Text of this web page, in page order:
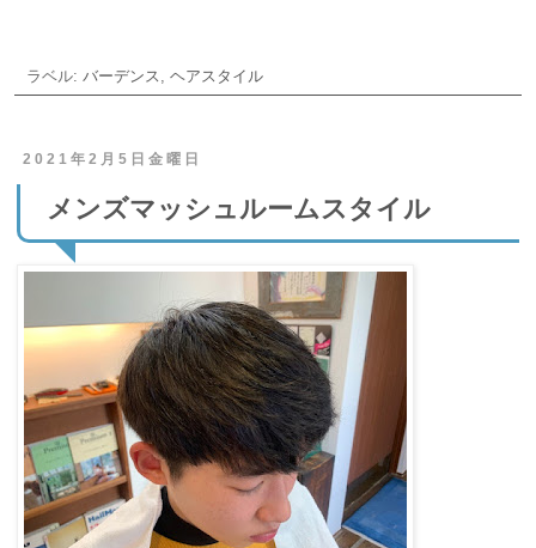
ラベル: バーデンス, ヘアスタイル
2021年2月5日金曜日
メンズマッシュルームスタイル